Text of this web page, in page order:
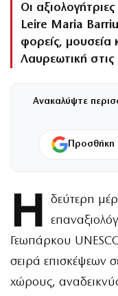
Οι
Leire Maria
φορείς, μουσεία
Λαυρεωτική στις
Ανακαλύψτε
Προσθήκη
Η
δεύτερη
Γεωπάρκου
σειρά επισκέψεων
χώρους,